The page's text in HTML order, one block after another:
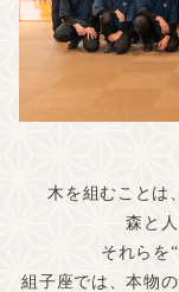
木を組むことは
森と
それらを
組子座では、本物